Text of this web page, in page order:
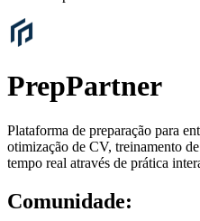
PrepPartner
Plataforma de preparação para
otimização de CV, treinamento
tempo real através de prática
Comunidade: